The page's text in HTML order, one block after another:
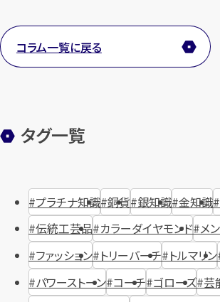
コラム一覧に戻る
タグ一覧
プラチナ知識 銅貨 銀知識 金知識
伝統工芸品 カラーダイヤモンド メ
ファッション トリーバーチ トルマリン
パワーストーン コーチ ゴローズ 芸